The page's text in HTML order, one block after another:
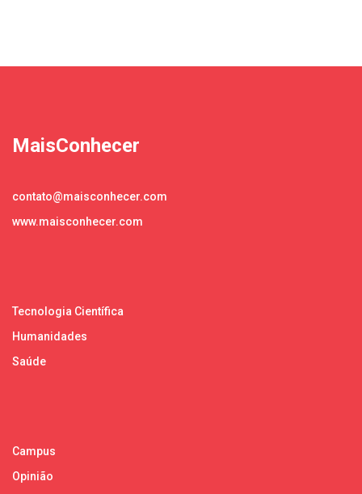
MaisConhecer
contato@maisconhecer.com
www.maisconhecer.com
Tecnologia Científica
Humanidades
Saúde
Campus
Opinião